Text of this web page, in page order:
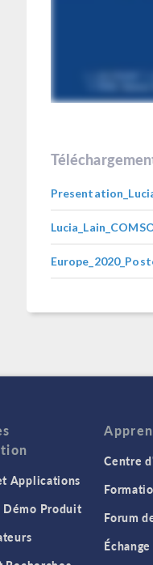
Applications
Démo Produit
Centre
Forum